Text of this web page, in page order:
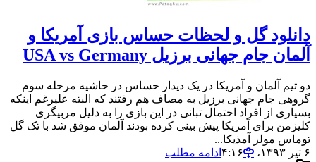
دانلود گل و لحظات حساس بازی آمریکا و
آلمان جام جهانی برزیل USA vs Germany
دو تیم آلمان و آمریکا در یک دیدار حساس در حاشیه مرحله سوم
گروهی جام جهانی برزیل به مصاف هم رفتند که البته علیرغم اینکه
بسیاری از افراد احتمال تبانی در این بازی را به دلیل مربیگری
کلیزمن برای آمریکا پیش بینی کرده بودند آلمان موفق شد با تک گل
توماس مولر آمذیکا...
۶ تیر ۱۳۹۳،‏ ۴:۱۶
ادامه مطلب